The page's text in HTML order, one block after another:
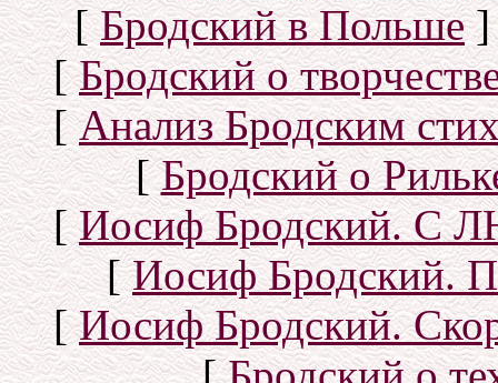
[Бродский в Польше]
[Бродский о
[Анализ Бродским
[Бродский о
[Иосиф Бродский. С
[Иосиф Бродский.
[Иосиф Бродский.